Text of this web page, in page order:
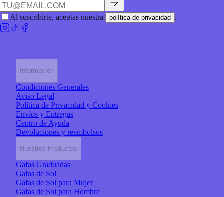
Al suscribirte, aceptas nuestra política de privacidad .
Información
Condiciones Generales
Aviso Legal
Política de Privacidad y Cookies
Envíos y Entregas
Centro de Ayuda
Devoluciones y reembolsos
Nuestros Productos
Gafas Graduadas
Gafas de Sol
Gafas de Sol para Mujer
Gafas de Sol para Hombre